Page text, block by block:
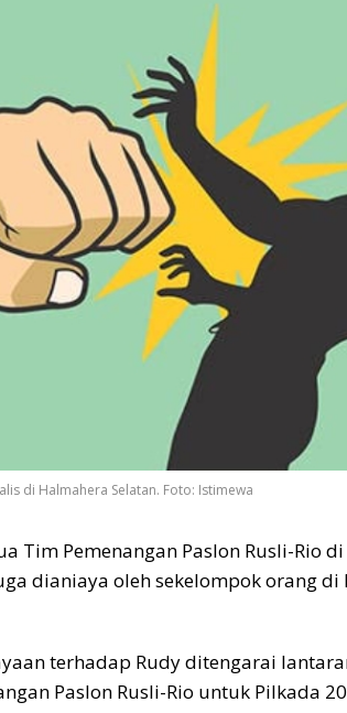
di Halmahera Selatan. Foto: Istimewa
Tim Pemenangan Paslon Rusli-Rio
dianiaya oleh sekelompok orang di
terhadap Rudy ditengarai
Paslon Rusli-Rio untuk Pilkada